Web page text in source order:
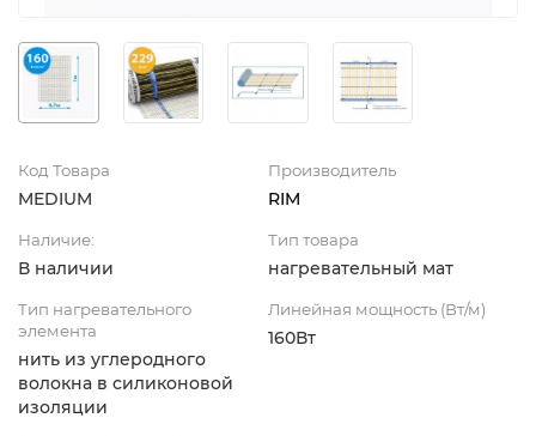
Код Товара
MEDIUM
Производитель
RIM
Наличие:
В наличии
Тип товара
нагревательный мат
Тип нагревательного
элемента
нить из углеродного
волокна в силиконовой
изоляции
Линейная мощность (Вт/м)
160Вт